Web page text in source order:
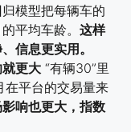
模型把每辆车的
平均车龄。 这样
信息更实用。
更大 “有辆30”里
在平台的交易量来
响也更大，指数